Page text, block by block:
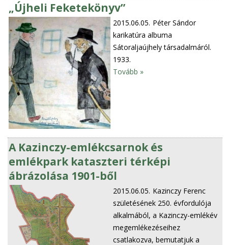
„Újheli Feketekönyv”
2015.06.05. Péter Sándor
karikatúra albuma
Sátoraljaújhely társadalmáról.
1933.
Tovább »
A Kazinczy-emlékcsarnok és
emlékpark kataszteri térképi
ábrázolása 1901-ből
2015.06.05. Kazinczy Ferenc
születésének 250. évfordulója
alkalmából, a Kazinczy-emlékév
megemlékezéseihez
csatlakozva, bemutatjuk a